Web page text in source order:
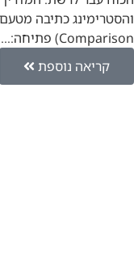
Comparison) פתיחה:…
קריאה נוספת